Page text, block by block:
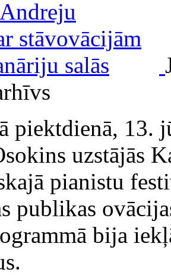
piektdienā,
uzstājās
pianistu
publikas
bija